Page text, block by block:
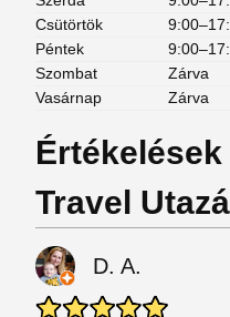
Csütörtök
Péntek
Szombat
Zárva
Vasárnap
Zárva
Travel
D. A.